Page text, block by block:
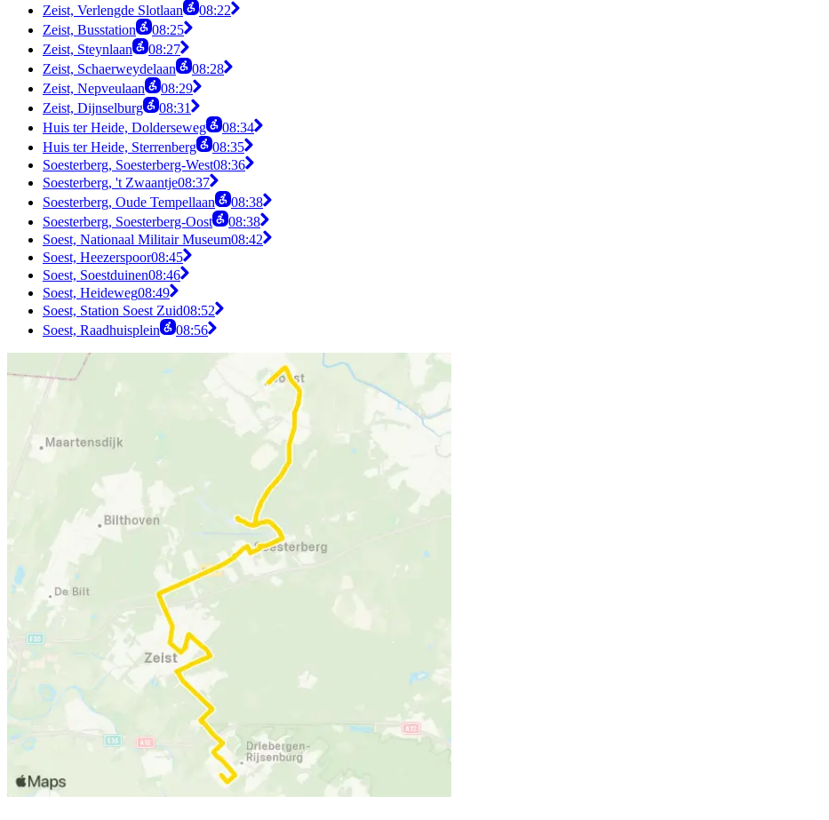
Zeist, Verlengde Slotlaan
08:22
Zeist, Busstation
08:25
Zeist, Steynlaan
08:27
Zeist, Schaerweydelaan
08:28
Zeist, Nepveulaan
08:29
Zeist, Dijnselburg
08:31
Huis ter Heide, Dolderseweg
08:34
Huis ter Heide, Sterrenberg
08:35
Soesterberg, Soesterberg-West08:36
Soesterberg, 't Zwaantje08:37
Soesterberg, Oude Tempellaan
08:38
Soesterberg, Soesterberg-Oost
08:38
Soest, Nationaal Militair Museum08:42
Soest, Heezerspoor08:45
Soest, Soestduinen08:46
Soest, Heideweg08:49
Soest, Station Soest Zuid08:52
Soest, Raadhuisplein
08:56